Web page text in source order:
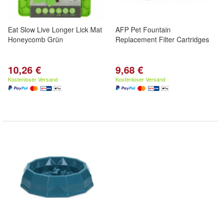
Eat Slow Live Longer Lick Mat
Honeycomb Grün
10,26 €
Kostenloser Versand
AFP Pet Fountain
Replacement Filter Cartridges
9,68 €
Kostenloser Versand